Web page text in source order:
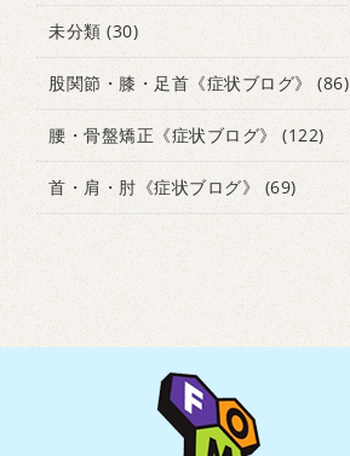
未分類 (30)
股関節・膝・足首《症状ブログ》 (86)
腰・骨盤矯正《症状ブログ》 (122)
首・肩・肘《症状ブログ》 (69)